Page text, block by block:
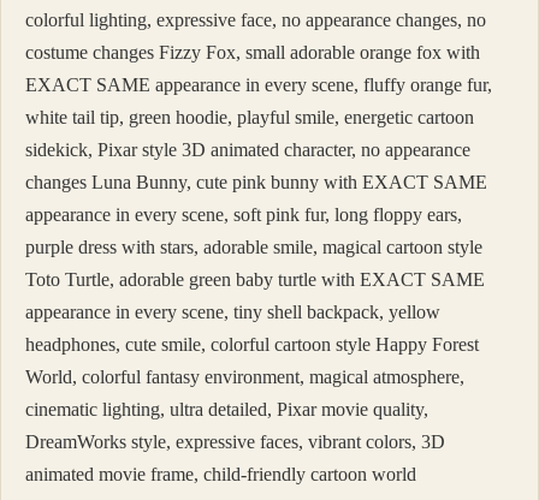
colorful lighting, expressive face, no appearance changes, no
costume changes Fizzy Fox, small adorable orange fox with
EXACT SAME appearance in every scene, fluffy orange fur,
white tail tip, green hoodie, playful smile, energetic cartoon
sidekick, Pixar style 3D animated character, no appearance
changes Luna Bunny, cute pink bunny with EXACT SAME
appearance in every scene, soft pink fur, long floppy ears,
purple dress with stars, adorable smile, magical cartoon style
Toto Turtle, adorable green baby turtle with EXACT SAME
appearance in every scene, tiny shell backpack, yellow
headphones, cute smile, colorful cartoon style Happy Forest
World, colorful fantasy environment, magical atmosphere,
cinematic lighting, ultra detailed, Pixar movie quality,
DreamWorks style, expressive faces, vibrant colors, 3D
animated movie frame, child-friendly cartoon world